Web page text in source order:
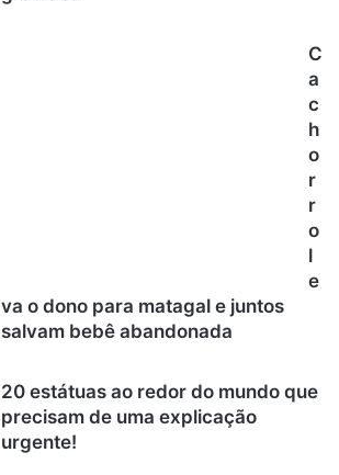
C
a
c
h
o
r
r
o
l
e
va o dono para matagal e juntos
salvam bebê abandonada
20 estátuas ao redor do mundo que
precisam de uma explicação
urgente!